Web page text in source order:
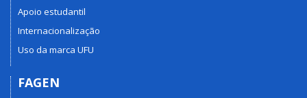
Apoio estudantil
Internacionalização
Uso da marca UFU
FAGEN